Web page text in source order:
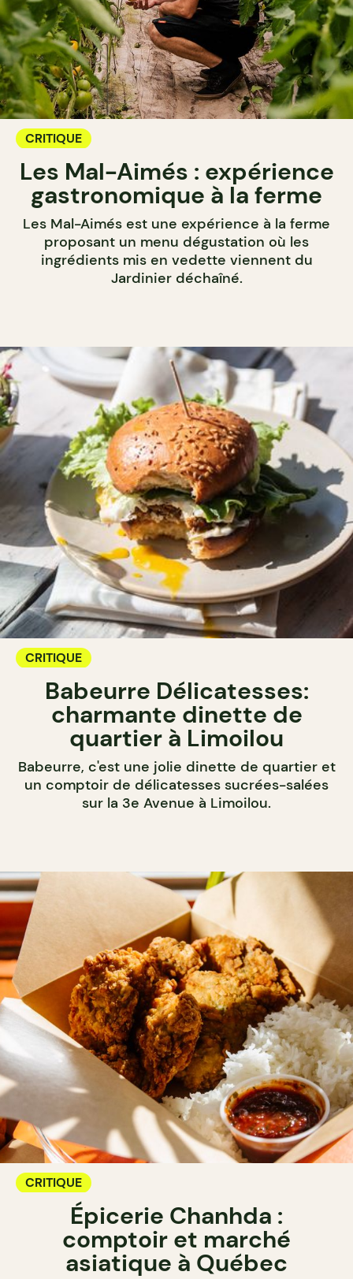
CRITIQUE
Les Mal-Aimés : expérience
gastronomique à la ferme
Les Mal-Aimés est une expérience à la ferme
proposant un menu dégustation où les
ingrédients mis en vedette viennent du
Jardinier déchaîné.
CRITIQUE
Babeurre Délicatesses:
charmante dinette de
quartier à Limoilou
Babeurre, c'est une jolie dinette de quartier et
un comptoir de délicatesses sucrées-salées
sur la 3e Avenue à Limoilou.
CRITIQUE
Épicerie Chanhda :
comptoir et marché
asiatique à Québec